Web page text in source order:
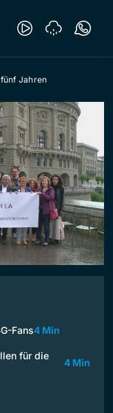
Jahren
Fans4 Min
für die
4 Min